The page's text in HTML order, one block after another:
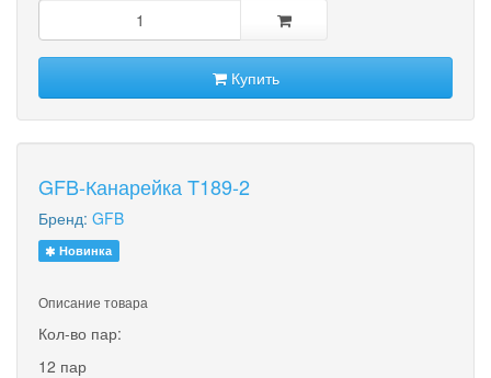
Купить
GFB-Канарейка T189-2
Бренд: GFB
Новинка
Описание товара
Кол-во пар:
12 пар